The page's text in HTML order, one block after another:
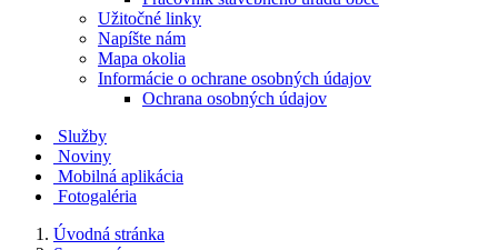
Užitočné linky
Napíšte nám
Mapa okolia
Informácie o ochrane osobných údajov
Ochrana osobných údajov
Služby
Noviny
Mobilná aplikácia
Fotogaléria
Úvodná stránka